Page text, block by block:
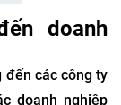
doanh
đến các công ty
doanh nghiệp